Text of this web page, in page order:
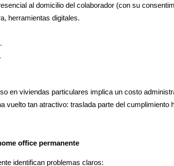
al domicilio del colaborador (con su
herramientas digitales.
en viviendas particulares implica un costo
tan atractivo: traslada parte del cumplimiento
office permanente
identifican problemas claros: